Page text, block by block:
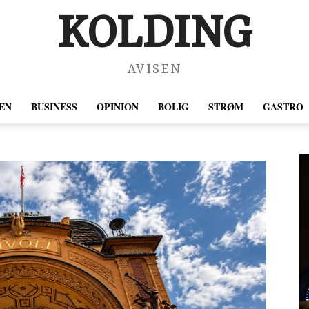
KOLDING
AVISEN
BUSINESS OPINION BOLIG STRØM GASTRO